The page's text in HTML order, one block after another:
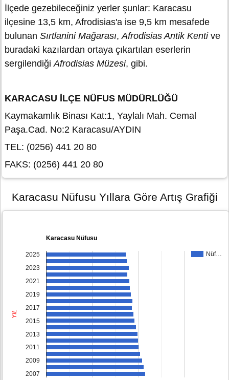
İlçede gezebileceğiniz yerler şunlar: Karacasu
ilçesine 13,5 km, Afrodisias'a ise 9,5 km mesafede
bulunan Sırtlanini Mağarası,Afrodisias Antik Kentive
buradaki kazılardan ortaya çıkartılan eserlerin
sergilendiğiAfrodisias Müzesi, gibi.
KARACASU İLÇE NÜFUS MÜDÜRLÜĞÜ
Kaymakamlık Binası Kat:1, Yaylalı Mah. Cemal
Paşa.Cad. No:2 Karacasu/AYDIN
TEL: (0256) 441 20 80
FAKS: (0256) 441 20 80
Karacasu Nüfusu Yıllara Göre Artış Grafiği
Karacasu Nüfusu
Nüf…
2025
2023
2021
2019
2017
2015
2013
2011
2009
2007
YIL